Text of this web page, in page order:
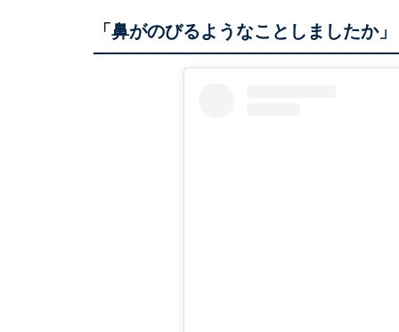
「鼻がのびるようなことしましたか」